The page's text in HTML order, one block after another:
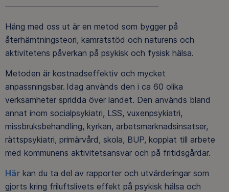
Häng med oss ut är en metod som bygger på
återhämtningsteori, kamratstöd och naturens och
aktivitetens påverkan på psykisk och fysisk hälsa.
Metoden är kostnadseffektiv och mycket
anpassningsbar. Idag används den i ca 60 olika
verksamheter spridda över landet. Den används bland
annat inom socialpsykiatri, LSS, vuxenpsykiatri,
missbruksbehandling, kyrkan, arbetsmarknadsinsatser,
rättspsykiatri, primärvård, skola, BUP, kopplat till arbete
med kommunens aktivitetsansvar och på fritidsgårdar.
Här kan du ta del av rapporter och utvärderingar som
gjorts kring friluftslivets effekt på psykisk hälsa och